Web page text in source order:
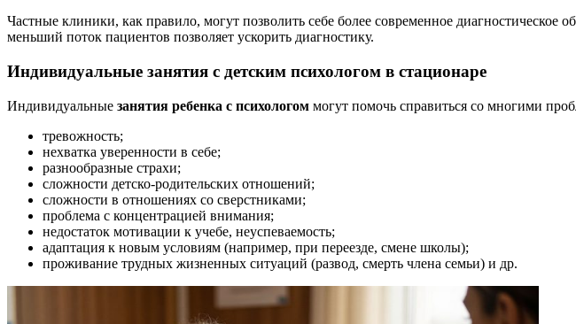
Частные клиники, как правило, могут позволить себе более современное
меньший поток пациентов позволяет ускорить диагностику.
Индивидуальные занятия с детским психологом в стационаре
Индивидуальные занятия ребенка с психологом могут помочь справиться со многими
тревожность;
нехватка уверенности в себе;
разнообразные страхи;
сложности детско-родительских отношений;
сложности в отношениях со сверстниками;
проблема с концентрацией внимания;
недостаток мотивации к учебе, неуспеваемость;
адаптация к новым условиям (например, при переезде, смене школы);
проживание трудных жизненных ситуаций (развод, смерть члена семьи) и др.